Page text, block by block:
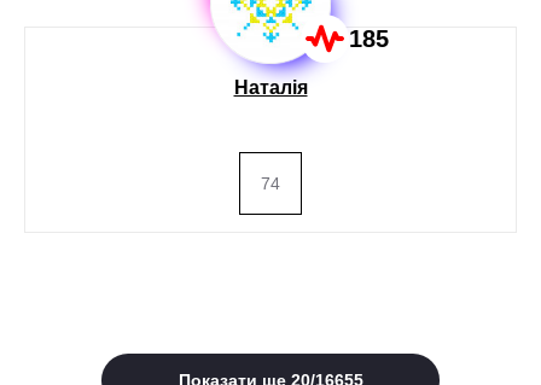
185
Наталія
74
Показати ще 20/16655